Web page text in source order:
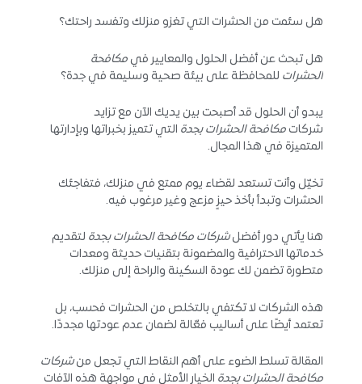
هل سئمت من الحشرات التي تغزو منزلك وتفسد راحتك؟
هل تبحث عن أفضل الحلول والمعايير في مكافحة
الحشرات للمحافظة على بيئة صحية وسليمة في جدة؟
يبدو أن الحلول قد أصبحت بين يديك الآن مع تزايد
شركات مكافحة الحشرات بجدة التي تتميز بخبراتها وبإدارتها
المتميزة في هذا المجال.
تخيّل وأنت تستعد لقضاء يوم ممتع في منزلك، فتفاجئك
الحشرات وتبدأ بأخذ حيزٍ مزعج وغير مرغوب فيه.
هنا يأتي دور أفضلشركات مكافحة الحشرات بجدة لتقديم
خدماتها الاحترافية والمضمونة بتقنيات حديثة ومعدات
متطورة تضمن لك عودة السكينة والراحة إلى منزلك.
هذه الشركات لا تكتفي بالتخلص من الحشرات فحسب، بل
تعتمد أيضًا على أساليب فعّالة لضمان عدم عودتها مجددًا.
المقالة تسلط الضوء على أهم النقاط التي تجعل منشركات
مكافحة الحشرات بجدة الخيار الأمثل في مواجهة هذه الآفات